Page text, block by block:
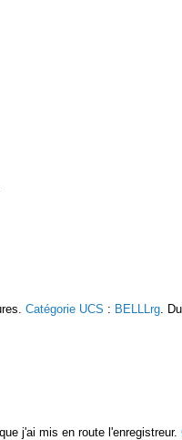
Catégorie UCS : BELLLrg .
j'ai mis en route l'enregistreur.